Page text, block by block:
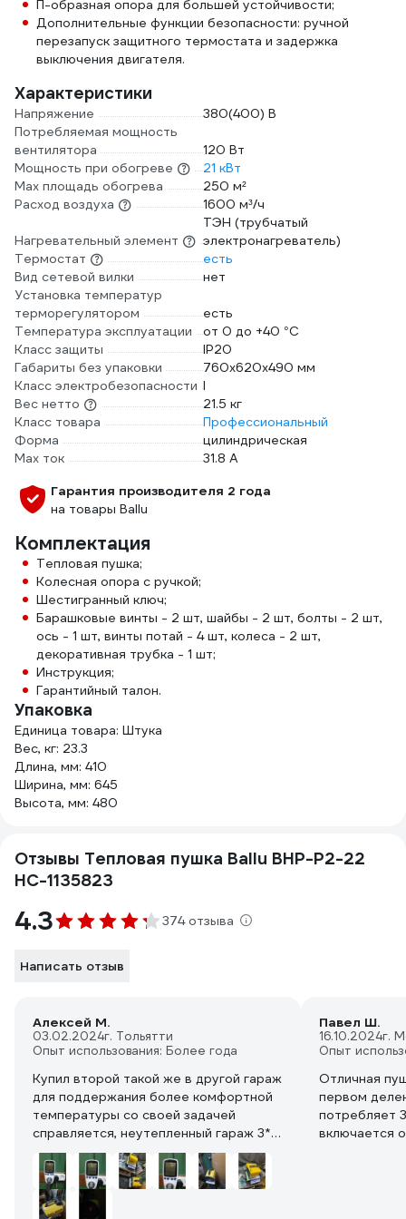
П-образная опора для большей устойчивости;
Дополнительные функции безопасности: ручной
перезапуск защитного термостата и задержка
выключения двигателя.
Характеристики
Напряжение
380(400) В
Потребляемая мощность
вентилятора
120 Вт
Мощность при обогреве
21 кВт
Max площадь обогрева
250 м²
Расход воздуха
1600 м³/ч
Нагревательный элемент
ТЭН (трубчатый
электронагреватель)
Термостат
есть
Вид сетевой вилки
нет
Установка температур
терморегулятором
есть
Температура эксплуатации
от 0 до +40 °С
Класс защиты
IP20
Габариты без упаковки
760х620х490 мм
Класс электробезопасности I
Вес нетто
21.5 кг
Класс товара
Профессиональный
Форма
цилиндрическая
Max ток
31.8 А
Гарантия производителя 2 года
на товары Ballu
Комплектация
Тепловая пушка;
Колесная опора с ручкой;
Шестигранный ключ;
Барашковые винты - 2 шт, шайбы - 2 шт, болты - 2 шт,
ось - 1 шт, винты потай - 4 шт, колеса - 2 шт,
декоративная трубка - 1 шт;
Инструкция;
Гарантийный талон.
Упаковка
Единица товара: Штука
Вес, кг: 23.3
Длина, мм: 410
Ширина, мм: 645
Высота, мм: 480
Отзывы Тепловая пушка Ballu BHP-P2-22
НС-1135823
4.3 374 отзыва
Написать отзыв
Алексей М.
03.02.2024г. Тольятти
Опыт использования: Более года
Купил второй такой же в другой гараж
для поддержания более комфортной
температуры со своей задачей
справляется, неутепленный гараж 3*6
с потолками 2.20 и откатными
воротами у которых сверху щель 8 см
из за балки с роликами за час работы
на полную мощность поднимает
Павел Ш.
16.10.2024г.
Опыт
Отличная
первом
потребляет
включается